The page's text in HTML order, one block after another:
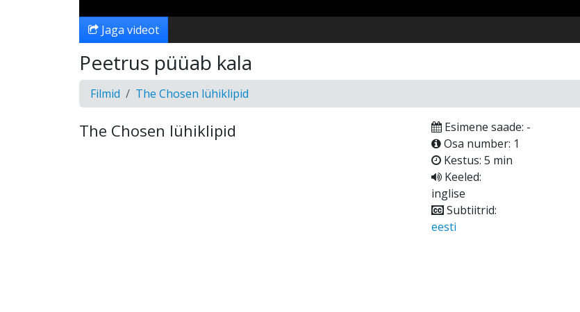
Jaga videot
Peetrus püüab kala
Filmid The Chosen lühiklipid
The Chosen lühiklipid
Esimene saade: -
Osa number: 1
Kestus: 5 min
Keeled:
inglise
Subtiitrid:
eesti